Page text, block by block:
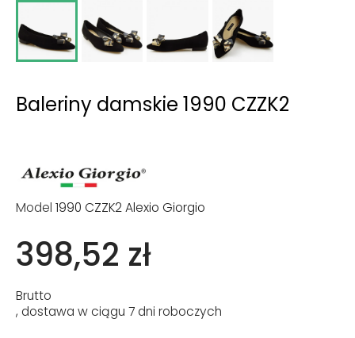
Baleriny damskie 1990 CZZK2
Model 1990 CZZK2 Alexio Giorgio
398,52 zł
Brutto
, dostawa w ciągu 7 dni roboczych